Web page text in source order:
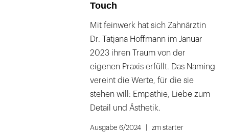
Touch
Mit feinwerk hat sich Zahnärztin
Dr. Tatjana Hoffmann im Januar
2023 ihren Traum von der
eigenen Praxis erfüllt. Das Naming
vereint die Werte, für die sie
stehen will: Empathie, Liebe zum
Detail und Ästhetik.
Ausgabe 6/2024 zm starter